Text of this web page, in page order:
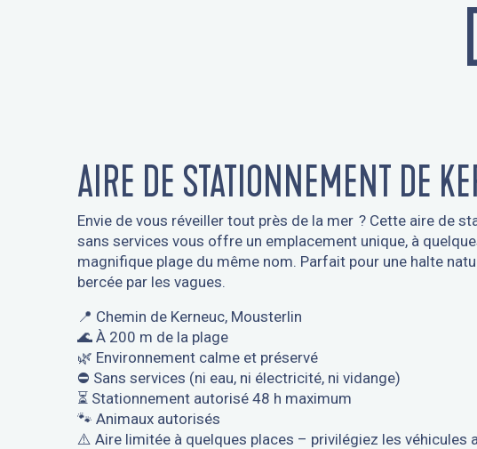
AIRE DE STATIONNEMENT DE
Envie de vous réveiller tout près de la mer ? Cette aire de
sans services vous offre un emplacement unique, à
magnifique plage du même nom. Parfait pour une halte
bercée par les vagues.
📍 Chemin de Kerneuc, Mousterlin
🌊 À 200 m de la plage
🌿 Environnement calme et préservé
⛔️ Sans services (ni eau, ni électricité, ni vidange)
⏳ Stationnement autorisé 48 h maximum
🐾 Animaux autorisés
⚠️ Aire limitée à quelques places – privilégiez les véhicules